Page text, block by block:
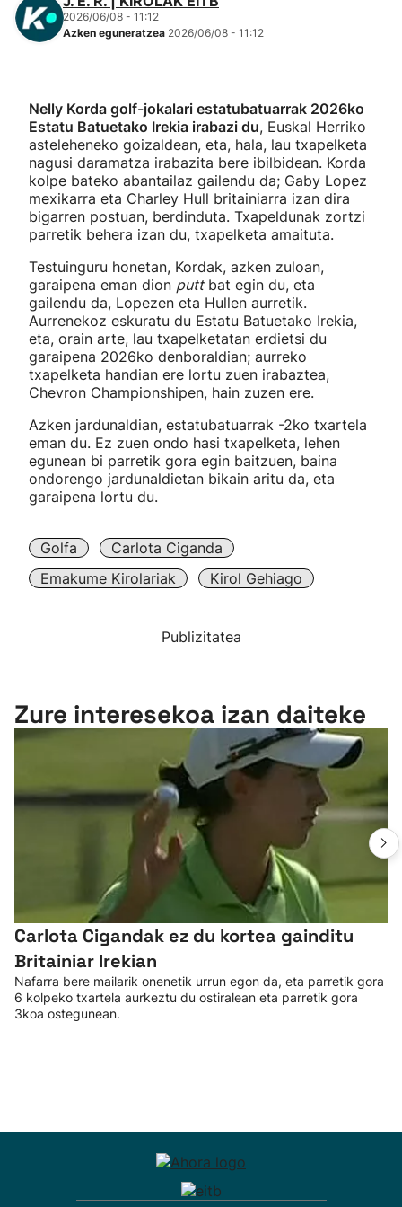
2026/06/08 - 11:12
Azken eguneratzea 2026/06/08 - 11:12
Nelly Korda golf-jokalari estatubatuarrak 2026ko
Estatu Batuetako Irekia irabazi du, Euskal Herriko
asteleheneko goizaldean, eta, hala, lau txapelketa
nagusi daramatza irabazita bere ibilbidean. Korda
kolpe bateko abantailaz gailendu da; Gaby Lopez
mexikarra eta Charley Hull britainiarra izan dira
bigarren postuan, berdinduta. Txapeldunak zortzi
parretik behera izan du, txapelketa amaituta.
Testuinguru honetan, Kordak, azken zuloan,
garaipena eman dion puttbat egin du, eta
gailendu da, Lopezen eta Hullen aurretik.
Aurrenekoz eskuratu du Estatu Batuetako Irekia,
eta, orain arte, lau txapelketatan erdietsi du
garaipena 2026ko denboraldian; aurreko
txapelketa handian ere lortu zuen irabaztea,
Chevron Championshipen, hain zuzen ere.
Azken jardunaldian, estatubatuarrak -2ko txartela
eman du. Ez zuen ondo hasi txapelketa, lehen
egunean bi parretik gora egin baitzuen, baina
ondorengo jardunaldietan bikain aritu da, eta
garaipena lortu du.
Golfa
Carlota Ciganda
Emakume Kirolariak
Kirol Gehiago
Publizitatea
Zure interesekoa izan daiteke
Carlota Cigandak ez du kortea gainditu
Britainiar Irekian
Nafarra bere mailarik onenetik urrun egon da, eta parretik gora
6 kolpeko txartela aurkeztu du ostiralean eta parretik gora
3koa ostegunean.